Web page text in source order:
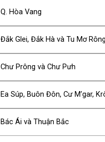
Q. Hòa Vang
Đắk Glei, Đắk Hà và Tu Mơ Rông
Chư Prông và Chư Pưh
Ea Súp, Buôn Đôn, Cư M’gar,
Bác Ái và Thuận Bắc